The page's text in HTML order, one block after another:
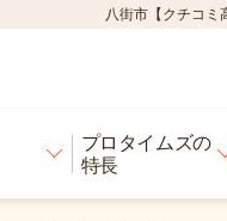
八街市【クチコミ
プロタイムズの
特長